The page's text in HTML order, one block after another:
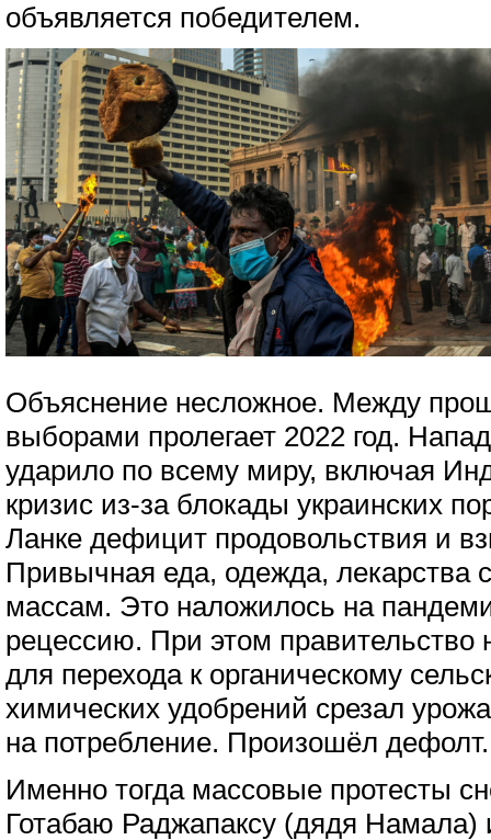
объявляется победителем.
Объяснение несложное. Между
выборами пролегает 2022 год.
ударило по всему миру, включая
кризис из-за блокады украинских
Ланке дефицит продовольствия и
Привычная еда, одежда, лекарства
массам. Это наложилось на
рецессию. При этом правительство
для перехода к органическому
химических удобрений срезал
на потребление. Произошёл дефолт.
Именно тогда массовые протесты
Готабаю Раджапаксу (дядя Намала)